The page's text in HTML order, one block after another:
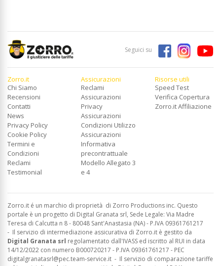
Seguici su
Zorro.it
Chi Siamo
Recensioni
Contatti
News
Privacy Policy
Cookie Policy
Termini e
Condizioni
Reclami
Testimonial
Assicurazioni
Reclami
Assicurazioni
Privacy
Assicurazioni
Condizioni Utilizzo
Assicurazioni
Informativa
precontrattuale
Modello Allegato 3
e 4
Risorse utili
Speed Test
Verifica Copertura
Zorro.it Affiliazione
Zorro.it é un marchio di proprietà di Zorro Productions inc. Questo
portale è un progetto di Digital Granata srl, Sede Legale: Via Madre
Teresa di Calcutta n 8 - 80048 Sant'Anastasia (NA) - P.IVA 09361761217
- Il servizio di intermediazione assicurativa di Zorro.it è gestito da
Digital Granata srl regolamentato dall'IVASS ed iscritto al RUI in data
14/12/2022 con numero B000720217 - P.IVA 09361761217 - PEC
digitalgranatasrl@pec.team-service.it - Il servizio di comparazione tariffe